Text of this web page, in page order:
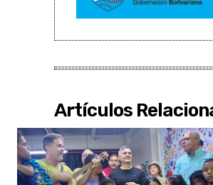
Artículos